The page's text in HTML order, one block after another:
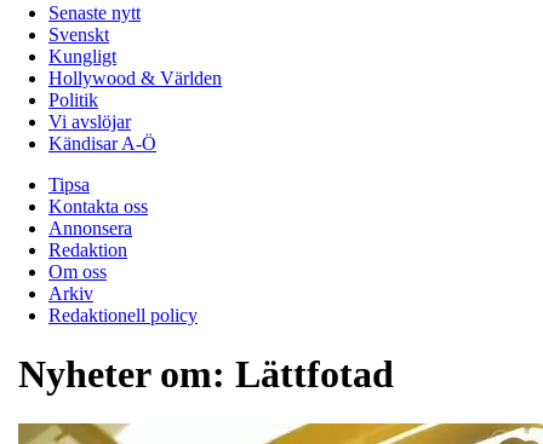
Senaste nytt
Svenskt
Kungligt
Hollywood & Världen
Politik
Vi avslöjar
Kändisar A-Ö
Tipsa
Kontakta oss
Annonsera
Redaktion
Om oss
Arkiv
Redaktionell policy
Nyheter om: Lättfotad